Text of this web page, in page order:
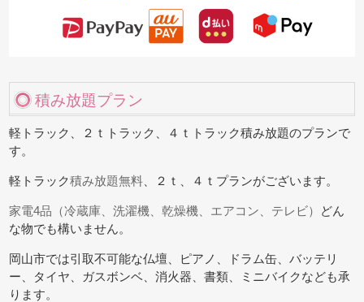
積み放題プラン
軽トラック、２ｔトラック、４ｔトラック積み放題のプランで
す。
軽トラック積み放題無料 、２ｔ、４ｔプランがございます。
家電4品（冷蔵庫、洗濯機、乾燥機、エアコン、テレビ）
どん
な物でも構いません。
岡山市では引取不可能な仏壇、ピアノ、ドラム缶、バッテリ
ー、タイヤ、ガスボンベ、消火器、書類、ミニバイクなども承
ります。